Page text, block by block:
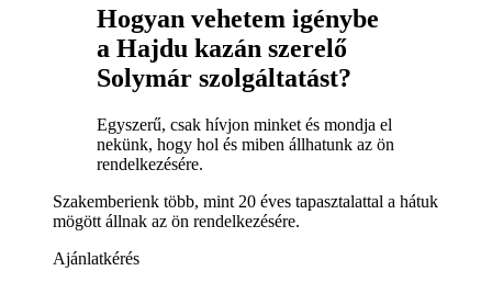
Hogyan vehetem igénybe
a Hajdu kazán szerelő
Solymár szolgáltatást?
Egyszerű, csak hívjon minket és mondja el
nekünk, hogy hol és miben állhatunk az ön
rendelkezésére.
Szakemberienk több, mint 20 éves tapasztalattal a hátuk
mögött állnak az ön rendelkezésére.
Ajánlatkérés